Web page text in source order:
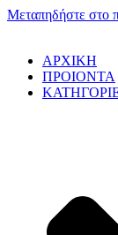
Μεταπηδήστε στο
ΑΡΧΙΚΗ
ΠΡΟΙΟΝΤΑ